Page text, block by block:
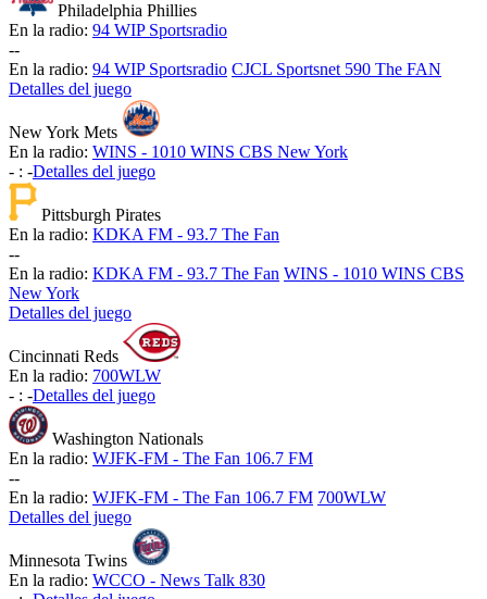
Philadelphia Phillies
En la radio: 94 WIP Sportsradio
--
En la radio: 94 WIP Sportsradio CJCL Sportsnet 590 The FAN
Detalles del juego
New York Mets
En la radio: WINS - 1010 WINS CBS New York
- : -Detalles del juego
Pittsburgh Pirates
En la radio: KDKA FM - 93.7 The Fan
--
En la radio: KDKA FM - 93.7 The Fan WINS - 1010 WINS CBS
New York
Detalles del juego
Cincinnati Reds
En la radio: 700WLW
- : -Detalles del juego
Washington Nationals
En la radio: WJFK-FM - The Fan 106.7 FM
--
En la radio: WJFK-FM - The Fan 106.7 FM 700WLW
Detalles del juego
Minnesota Twins
En la radio: WCCO - News Talk 830